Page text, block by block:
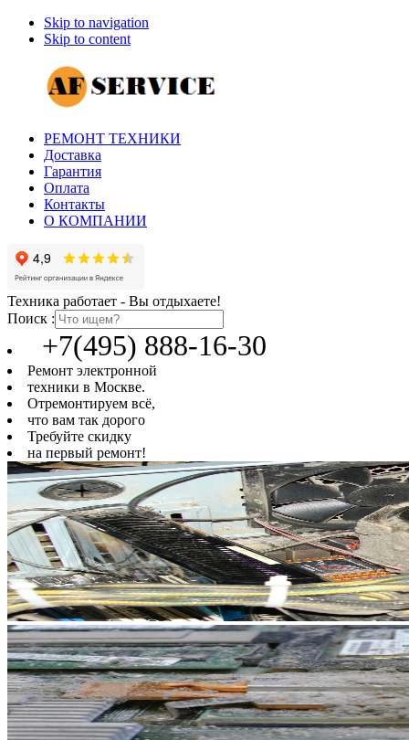
Skip to navigation
Skip to content
РЕМОНТ ТЕХНИКИ
Доставка
Гарантия
Оплата
Контакты
О КОМПАНИИ
Техника работает - Вы отдыхаете!
Поиск :
+7(495) 888-16-30
Ремонт электронной
техники в Москве.
Отремонтируем всё,
что вам так дорого
Требуйте скидку
на первый ремонт!